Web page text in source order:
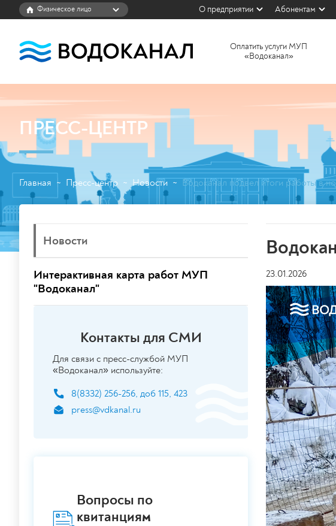
О предприятии Абонентам
Оплатить услуги МУП
«Водоканал»
ПРЕСС-ЦЕНТР
Главная ~ Пресс-центр ~ Новости ~ Водоканал подвел итоги работы в
Новости
Интерактивная карта работ МУП
"Водоканал"
Контакты для СМИ
Для связи с пресс-службой МУП
«Водоканал» используйте:
8(8332) 256-256, доб 115, 423
press@vdkanal.ru
Вопросы по
квитанциям
23.01.2026